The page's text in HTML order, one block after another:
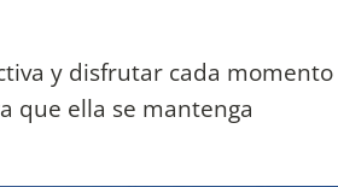
y disfrutar cada momento
que ella se mantenga